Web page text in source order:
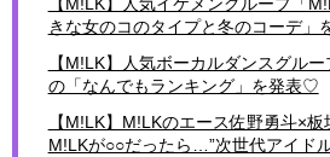
【M!LK】人気イケメングループ「
きな女のコのタイプと冬のコーデ」
【M!LK】人気ボーカルダンスグル
の「なんでもランキング」を発表♡
【M!LK】M!LKのエース佐野勇斗×板
M!LKが○○だったら…”次世代アイド